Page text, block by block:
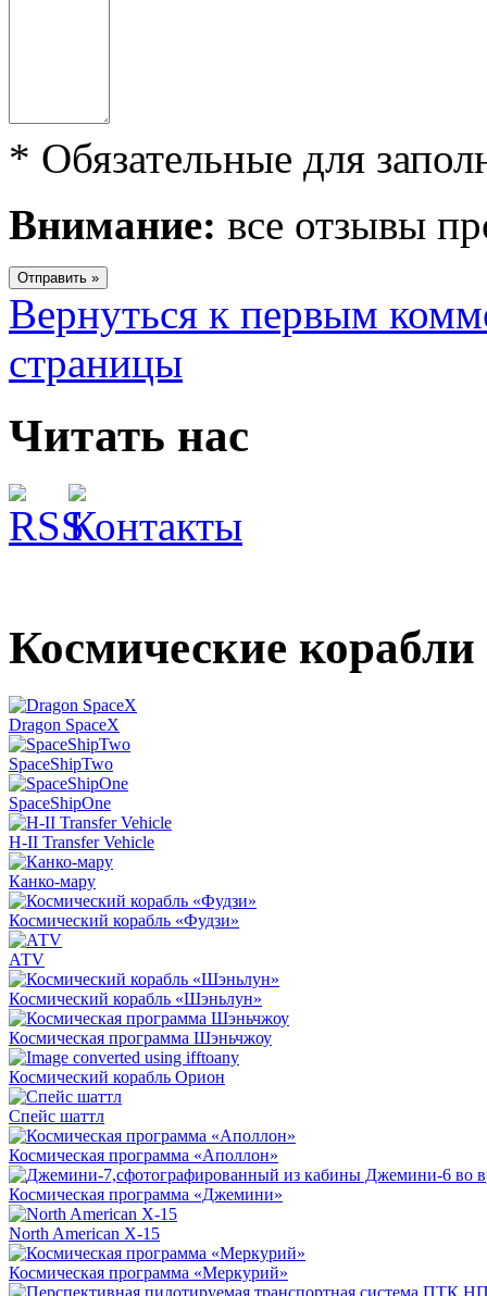
* Обязательные для
Внимание: все отзывы
Вернуться к первым
страницы
Читать нас
Космические корабли
Dragon SpaceX
SpaceShipTwo
SpaceShipOne
H-II Transfer Vehicle
Канко-мару
Космический корабль «Фудзи»
АТV
Космический корабль «Шэньлун»
Космическая программа Шэньчжоу
Космический корабль Орион
Спейс шаттл
Космическая программа «Аполлон»
Космическая программа «Джемини»
North American X-15
Космическая программа «Меркурий»